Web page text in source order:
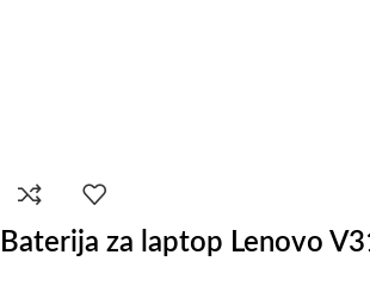
Baterija za laptop Lenovo